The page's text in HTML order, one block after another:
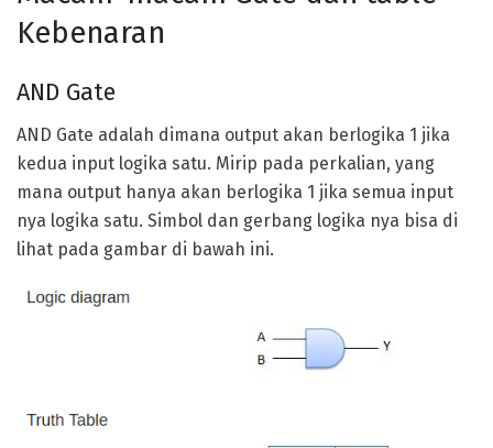
Kebenaran
AND Gate
AND Gate adalah dimana output akan berlogika 1 jika
kedua input logika satu. Mirip pada perkalian, yang
mana output hanya akan berlogika 1 jika semua input
nya logika satu. Simbol dan gerbang logika nya bisa di
lihat pada gambar di bawah ini.